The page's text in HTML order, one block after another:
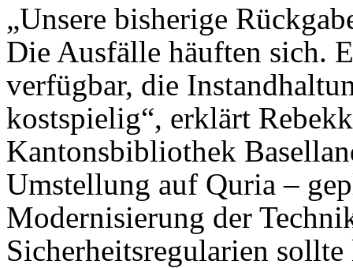
„Unsere bisherige
Die Ausfälle häuften sich.
verfügbar, die
kostspielig“, erklärt
Kantonsbibliothek
Umstellung auf Quria –
Modernisierung der
Sicherheitsregularien